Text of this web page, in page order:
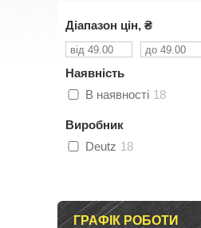
Діапазон цін, ₴
Наявність
В наявності 18
Виробник
Deutz 18
ГРАФІК РОБОТИ